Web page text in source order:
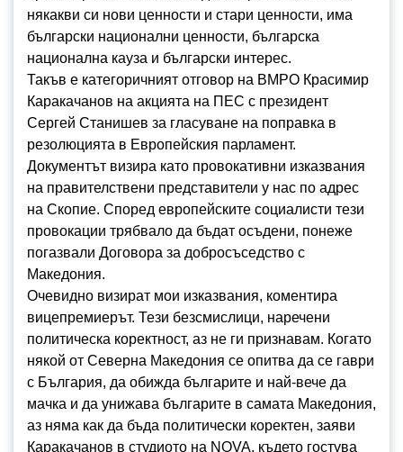
някакви си нови ценности и стари ценности, има
български национални ценности, българска
национална кауза и български интерес.
Такъв е категоричният отговор на ВМРО Красимир
Каракачанов на акцията на ПЕС с президент
Сергей Станишев за гласуване на поправка в
резолюцията в Европейския парламент.
Документът визира като провокативни изказвания
на правителствени представители у нас по адрес
на Скопие. Според европейските социалисти тези
провокации трябвало да бъдат осъдени, понеже
погазвали Договора за добросъседство с
Македония.
Очевидно визират мои изказвания, коментира
вицепремиерът. Тези безсмислици, наречени
политическа коректност, аз не ги признавам. Когато
някой от Северна Македония се опитва да се гаври
с България, да обижда българите и най-вече да
мачка и да унижава българите в самата Македония,
аз няма как да бъда политически коректен, заяви
Каракачанов в студиото на NOVA, където гостува